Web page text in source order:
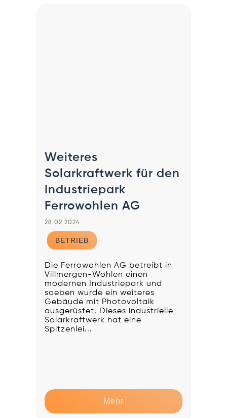
Weiteres
Solarkraftwerk für den
Industriepark
Ferrowohlen AG
28.02.2024
BETRIEB
Die Ferrowohlen AG betreibt in
Villmergen-Wohlen einen
modernen Industriepark und
soeben wurde ein weiteres
Gebäude mit Photovoltaik
ausgerüstet. Dieses industrielle
Solarkraftwerk hat eine
Spitzenlei...
Mehr